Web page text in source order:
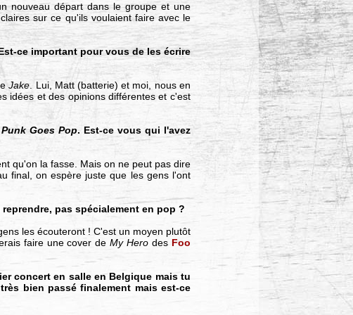
nouveau départ dans le groupe et une
sur ce qu'ils voulaient faire avec le
ce important pour vous de les écrire
Jake . Lui, Matt (batterie) et moi, nous en
idées et des opinions différentes et c'est
Punk Goes Pop. Est-ce vous qui l'avez
qu'on la fasse. Mais on ne peut pas dire
final, on espère juste que les gens l'ont
pas spécialement en pop ?
les écouteront ! C'est un moyen plutôt
faire une cover deMy Hero des Foo
concert en salle en Belgique mais tu
bien passé finalement mais est-ce